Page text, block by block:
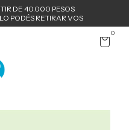
DE 40.000 PESOS
PODÉS RETIRAR VOS
0